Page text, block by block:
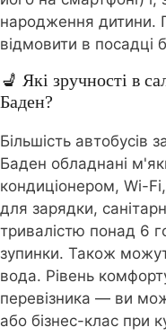
народження дитини.
відмовити в посадці
💺 Які зручності в
Баден?
Більшість
Баден обладнані
кондиціонером, Wi-
для зарядки,
тривалістю понад 6
зупинки. Також
вода. Рівень
перевізника — ви
або бізнес-клас при